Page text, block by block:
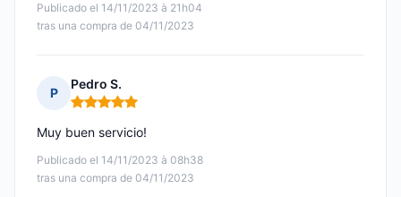
Publicado el 14/11/2023 à 21h04
tras una compra de 04/11/2023
P
Pedro S.
Nota: 5 de 5
Publicado el 14/11/2023 à 08h38
tras una compra de 04/11/2023
Muy buen servicio!